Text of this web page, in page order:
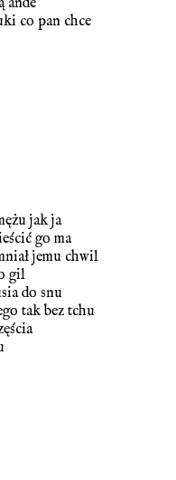
ande
co pan chce
jak ja
go ma
jemu chwil
gil
do snu
tak bez tchu